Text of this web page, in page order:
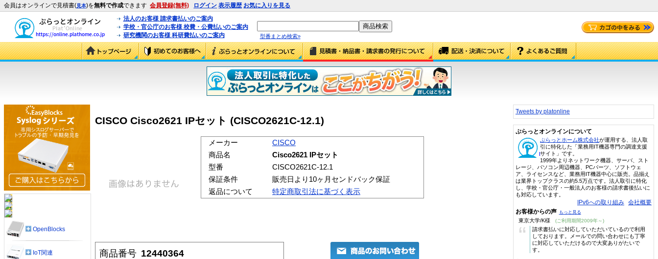
会員はオンラインで見積書(見本)を無料で作成できます 会員登録(無料) ログイン 表示履歴 お気に入りを見る
法人のお客様 請求書払いのご案内
学校・官公庁のお客様 校費・公費払いのご案内
研究機関のお客様 科研費払いのご案内
型番まとめ検索»
CISCO Cisco2621 IPセット (CISCO2621C-12.1)
メーカー
CISCO
商品名
Cisco2621 IPセット
型番
CISCO2621C-12.1
保証条件
販売日より10ヶ月センドバック保証
返品について
特定商取引法に基づく表示
商品番号 12440364
OpenBlocks
IoT関連
Tweets by platonline
ぷらっとオンラインについて
ぷらっとホーム株式会社が運用する、法人取
引に特化した「業務用IT機器専門の調達支援
サイト」です。
1999年よりネットワーク機器、サーバ、スト
レージ、パソコン周辺機器、PCパーツ、ソフトウェ
ア、ライセンスなど、業務用IT機器中心に販売。品揃え
は業界トップクラスの約5.5万点です。法人取引に特化
し、学校・官公庁・一般法人のお客様の請求書後払いに
も対応しています。
IPv6への取り組み 会社概要
お客様からの声 もっと見る
東京大学/K様 (ご利用期間2009年～)
“
請求書払いに対応していただいているので利用
しております。メールでの問い合わせにも丁寧
に対応していただけるので大変ありがたいで
す。